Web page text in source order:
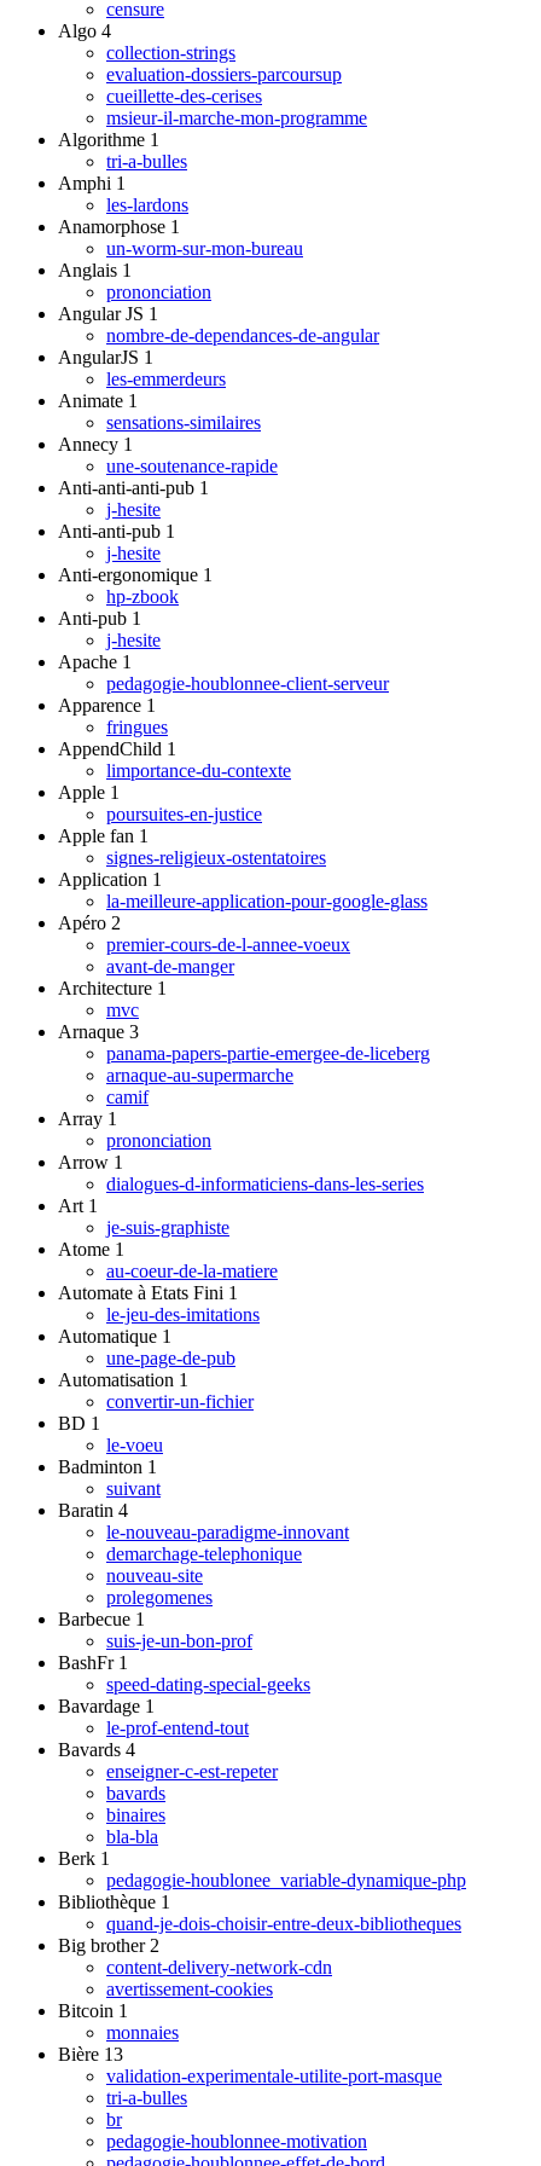
censure
Algo 4
collection-strings
evaluation-dossiers-parcoursup
cueillette-des-cerises
msieur-il-marche-mon-programme
Algorithme 1
tri-a-bulles
Amphi 1
les-lardons
Anamorphose 1
un-worm-sur-mon-bureau
Anglais 1
prononciation
Angular JS 1
nombre-de-dependances-de-angular
AngularJS 1
les-emmerdeurs
Animate 1
sensations-similaires
Annecy 1
une-soutenance-rapide
Anti-anti-anti-pub 1
j-hesite
Anti-anti-pub 1
j-hesite
Anti-ergonomique 1
hp-zbook
Anti-pub 1
j-hesite
Apache 1
pedagogie-houblonnee-client-serveur
Apparence 1
fringues
AppendChild 1
limportance-du-contexte
Apple 1
poursuites-en-justice
Apple fan 1
signes-religieux-ostentatoires
Application 1
la-meilleure-application-pour-google-glass
Apéro 2
premier-cours-de-l-annee-voeux
avant-de-manger
Architecture 1
mvc
Arnaque 3
panama-papers-partie-emergee-de-liceberg
arnaque-au-supermarche
camif
Array 1
prononciation
Arrow 1
dialogues-d-informaticiens-dans-les-series
Art 1
je-suis-graphiste
Atome 1
au-coeur-de-la-matiere
Automate à Etats Fini 1
le-jeu-des-imitations
Automatique 1
une-page-de-pub
Automatisation 1
convertir-un-fichier
BD 1
le-voeu
Badminton 1
suivant
Baratin 4
le-nouveau-paradigme-innovant
demarchage-telephonique
nouveau-site
prolegomenes
Barbecue 1
suis-je-un-bon-prof
BashFr 1
speed-dating-special-geeks
Bavardage 1
le-prof-entend-tout
Bavards 4
enseigner-c-est-repeter
bavards
binaires
bla-bla
Berk 1
pedagogie-houblonee_variable-dynamique-php
Bibliothèque 1
quand-je-dois-choisir-entre-deux-bibliotheques
Big brother 2
content-delivery-network-cdn
avertissement-cookies
Bitcoin 1
monnaies
Bière 13
validation-experimentale-utilite-port-masque
tri-a-bulles
br
pedagogie-houblonnee-motivation